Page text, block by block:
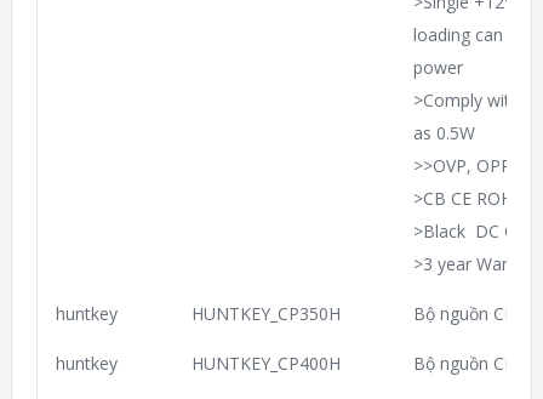
loading can be
power
>Comply with
as 0.5W
>>OVP, OPP,
>CB CE ROHS
>Black DC
>3 year
huntkey HUNTKEY_CP350H Bộ nguồn CP-
huntkey HUNTKEY_CP400H Bộ nguồn CP-